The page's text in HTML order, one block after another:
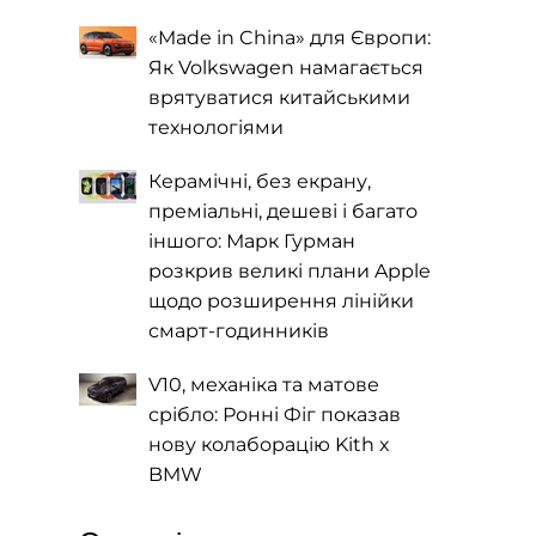
«Made in China» для Європи:
Як Volkswagen намагається
врятуватися китайськими
технологіями
Керамічні, без екрану,
преміальні, дешеві і багато
іншого: Марк Гурман
розкрив великі плани Apple
щодо розширення лінійки
смарт-годинників
V10, механіка та матове
срібло: Ронні Фіг показав
нову колаборацію Kith x
BMW